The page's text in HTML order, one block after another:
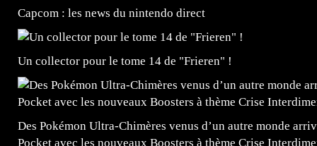
Capcom : les news du nintendo direct
Un collector pour le tome 14 de "Frieren" !
Des Pokémon Ultra-Chimères venus d’un autre monde
Pocket avec les nouveaux Boosters à thème Crise